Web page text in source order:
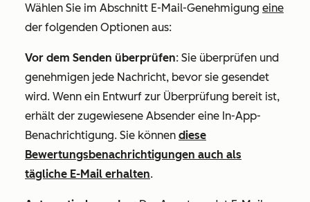
Wählen Sie im Abschnitt E-Mail-Genehmigung eine
der folgenden Optionen aus:
Vor dem Senden überprüfen: Sie überprüfen und
genehmigen jede Nachricht, bevor sie gesendet
wird. Wenn ein Entwurf zur Überprüfung bereit ist,
erhält der zugewiesene Absender eine In-App-
Benachrichtigung. Sie können diese
Bewertungsbenachrichtigungen auch als
tägliche E-Mail erhalten.